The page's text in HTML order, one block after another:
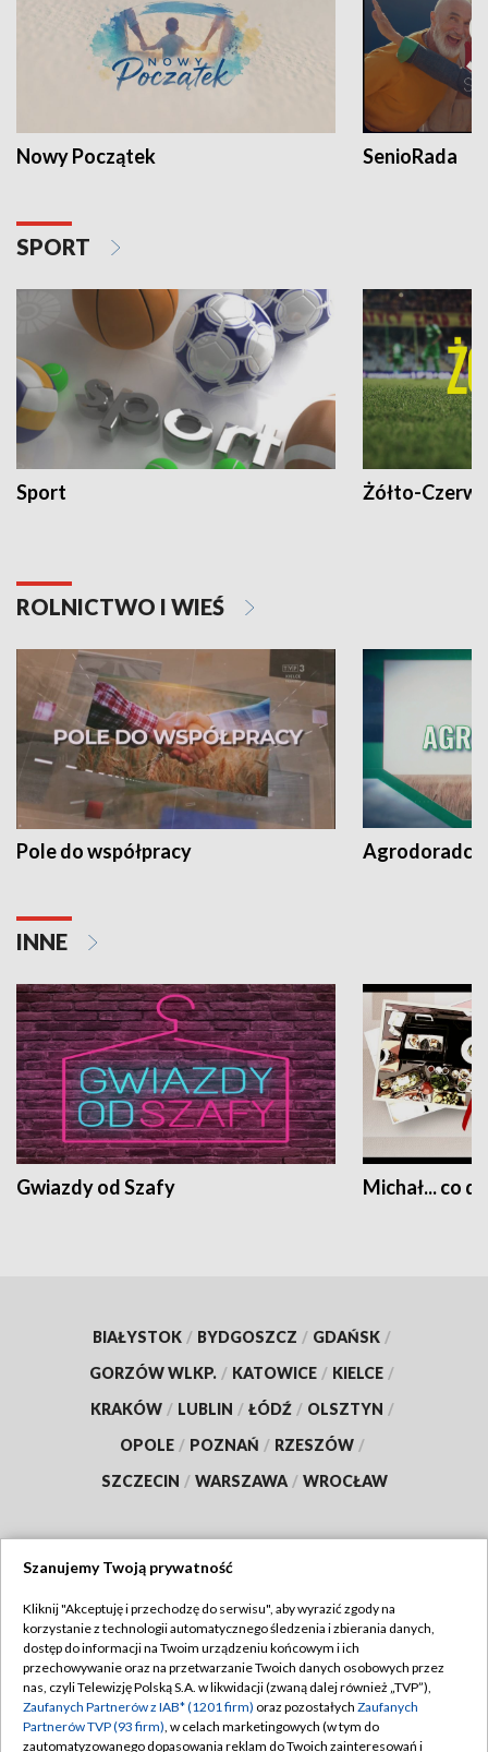
Nowy Początek SenioRada
SPORT
Sport Żółto-
ROLNICTWO I WIEŚ
Pole do współpracy Agrodoradcy
INNE
Gwiazdy od Szafy Michał... co
BIAŁYSTOK / BYDGOSZCZ / GDAŃSK /
GORZÓW WLKP. / KATOWICE / KIELCE /
KRAKÓW / LUBLIN / ŁÓDŹ / OLSZTYN /
OPOLE / POZNAŃ / RZESZÓW /
SZCZECIN / WARSZAWA / WROCŁAW
TVP
Abonament TVP
Emisja w TVP
Centrum informacji TVP
Regulamin TVP
Polityka prywatności
Moje zgody
Szanujemy Twoją prywatność
Kliknij "Akceptuję i przechodzę do serwisu", aby wyrazić zgody na
korzystanie z technologii automatycznego śledzenia i zbierania danych,
dostęp do informacji na Twoim urządzeniu końcowym i ich
przechowywanie oraz na przetwarzanie Twoich danych osobowych przez
nas, czyli Telewizję Polską S.A. w likwidacji (zwaną dalej również „TVP”),
Zaufanych Partnerów z IAB* (1201 firm) oraz pozostałych Zaufanych
Partnerów TVP (93 firm), w celach marketingowych (w tym do
zautomatyzowanego dopasowania reklam do Twoich zainteresowań i